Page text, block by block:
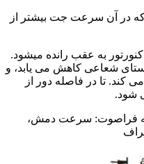
در آن سرعت جت بیشتر از
به عقب رانده میشود.
شعاعی کاهش می یابد، و
کند. تا در فاصله دور از
شود.
فراصوت: سرعت دمش،